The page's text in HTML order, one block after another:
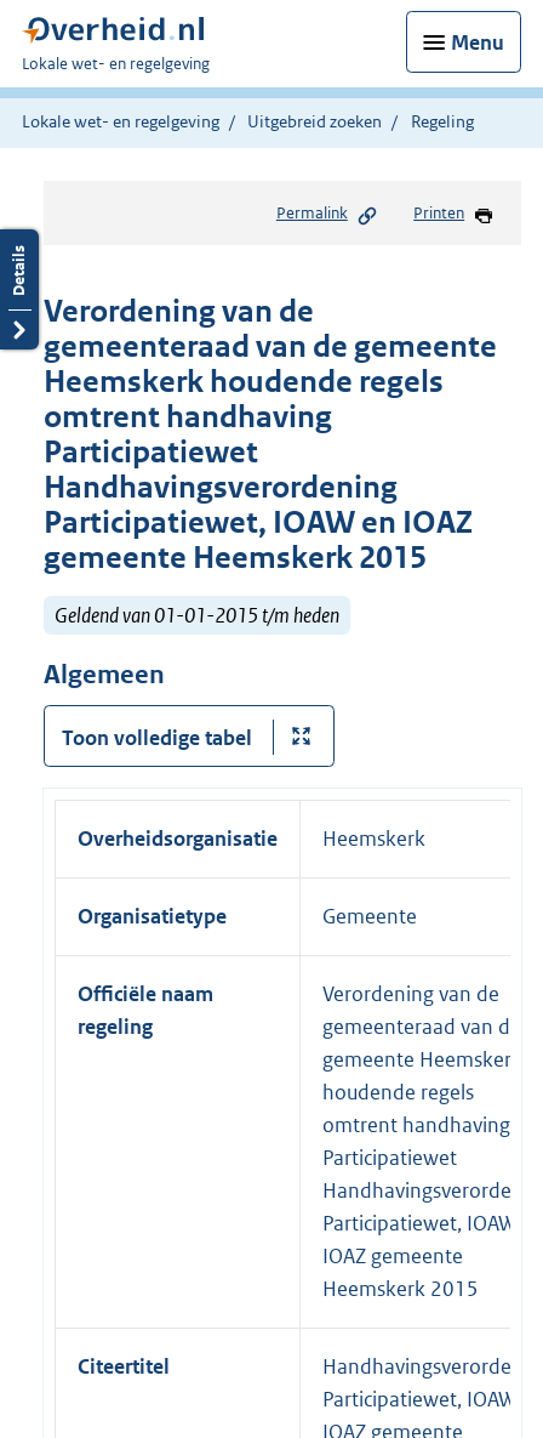
Menu
U
bent
hier:
Lokale wet- en regelgeving
Lokale wet- en regelgeving Uitgebreid zoeken Regeling
Permalink Printen
Verordening van de
gemeenteraad van de gemeente
Heemskerk houdende regels
omtrent handhaving
Participatiewet
Handhavingsverordening
Participatiewet, IOAW en IOAZ
gemeente Heemskerk 2015
Geldend van 01-01-2015 t/m heden
Algemeen
Toon volledige tabel
Overheidsorganisatie Heemskerk
Organisatietype Gemeente
Officiële naam
regeling
Verordening van de
gemeenteraad van de
gemeente Heemskerk
houdende regels
omtrent handhaving
Participatiewet
Participatiewet, IOAW
IOAZ gemeente
Heemskerk 2015
Citeertitel
Participatiewet, IOAW
IOAZ gemeente